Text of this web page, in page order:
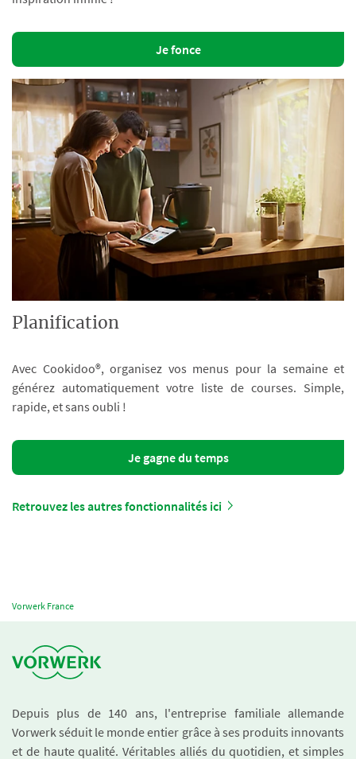
Je fonce
Planification
Avec Cookidoo®, organisez vos menus pour la semaine et
générez automatiquement votre liste de courses. Simple,
rapide, et sans oubli !
Je gagne du temps
Retrouvez les autres fonctionnalités ici
Vorwerk France
Depuis plus de 140 ans, l'entreprise familiale allemande
Vorwerk séduit le monde entier grâce à ses produits innovants
et de haute qualité. Véritables alliés du quotidien, et simples